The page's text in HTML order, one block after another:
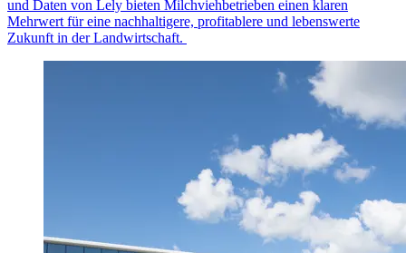
und Daten von Lely bieten Milchviehbetrieben einen klaren
Mehrwert für eine nachhaltigere, profitablere und lebenswerte
Zukunft in der Landwirtschaft.